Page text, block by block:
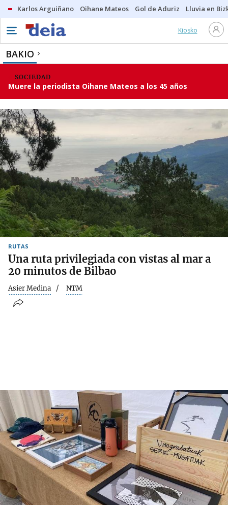
Karlos Arguiñano Oihane Mateos Gol de Aduriz Lluvia en
Kiosko
BAKIO
SOCIEDAD
Muere la periodista Oihane Mateos a los 45 años
RUTAS
Una ruta privilegiada con vistas al mar a
20 minutos de Bilbao
Asier Medina NTM